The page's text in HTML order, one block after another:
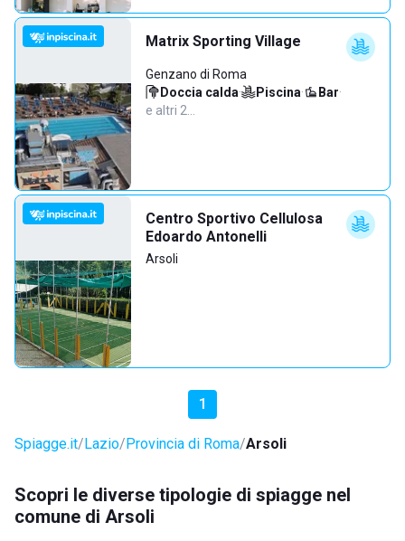
Matrix Sporting Village
Genzano di Roma
Doccia calda· Piscina· Bar·
e altri 2…
Centro Sportivo Cellulosa
Edoardo Antonelli
Arsoli
1
Spiagge.it Lazio Provincia di Roma Arsoli
Scopri le diverse tipologie di spiagge nel
comune di Arsoli